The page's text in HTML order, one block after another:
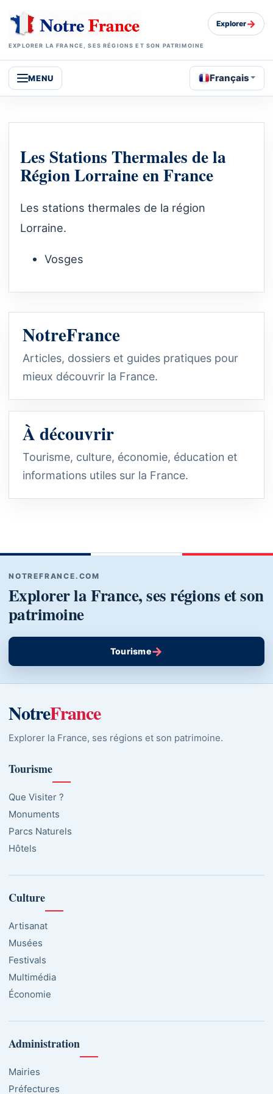
EXPLORER LA FRANCE, SES RÉGIONS ET SON PATRIMOINE
Explorer→
MENU Français
Les Stations Thermales de la
Région Lorraine en France
Les stations thermales de la région
Lorraine.
Vosges
NotreFrance
Articles, dossiers et guides pratiques pour
mieux découvrir la France.
À découvrir
Tourisme, culture, économie, éducation et
informations utiles sur la France.
NOTREFRANCE.COM
Explorer la France, ses régions et son
patrimoine
Tourisme→
NotreFrance
Explorer la France, ses régions et son patrimoine.
Tourisme
Que Visiter ?
Monuments
Parcs Naturels
Hôtels
Culture
Artisanat
Musées
Festivals
Multimédia
Économie
Administration
Mairies
Préfectures